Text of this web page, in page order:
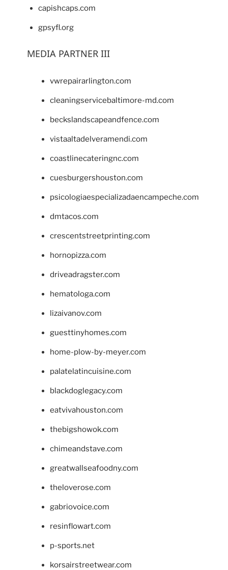
capishcaps.com
gpsyfl.org
MEDIA PARTNER III
vwrepairarlington.com
cleaningservicebaltimore-md.com
beckslandscapeandfence.com
vistaaltadelveramendi.com
coastlinecateringnc.com
cuesburgershouston.com
psicologiaespecializadaencampeche.com
dmtacos.com
crescentstreetprinting.com
hornopizza.com
driveadragster.com
hematologa.com
lizaivanov.com
guesttinyhomes.com
home-plow-by-meyer.com
palatelatincuisine.com
blackdoglegacy.com
eatvivahouston.com
thebigshowok.com
chimeandstave.com
greatwallseafoodny.com
theloverose.com
gabriovoice.com
resinflowart.com
p-sports.net
korsairstreetwear.com